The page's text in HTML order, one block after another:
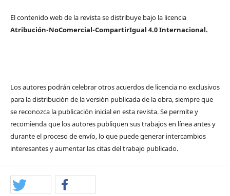
El contenido web de la revista se distribuye bajo la licencia
Atribución-NoComercial-CompartirIgual 4.0 Internacional.
Los autores podrán celebrar otros acuerdos de licencia no exclusivos
para la distribución de la versión publicada de la obra, siempre que
se reconozca la publicación inicial en esta revista. Se permite y
recomienda que los autores publiquen sus trabajos en línea antes y
durante el proceso de envío, lo que puede generar intercambios
interesantes y aumentar las citas del trabajo publicado.